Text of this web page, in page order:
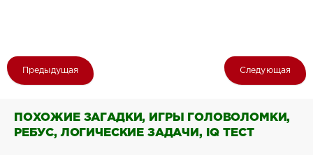
Предыдущая Следующая
ПОХОЖИЕ ЗАГАДКИ, ИГРЫ ГОЛОВОЛОМКИ,
РЕБУС, ЛОГИЧЕСКИЕ ЗАДАЧИ, IQ ТЕСТ